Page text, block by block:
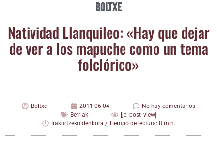
Boltxe
Nati­vi­dad Llan­qui­leo: «Hay que dejar
de ver a los mapu­che como un tema
folclórico»
Boltxe 2011-06-04
No hay comentarios
Berriak
[jp_post_view]
Irakurtzeko denbora / Tiempo de lectura: 8 min.